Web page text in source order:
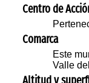
Centro de
Comarca
Este
Valle